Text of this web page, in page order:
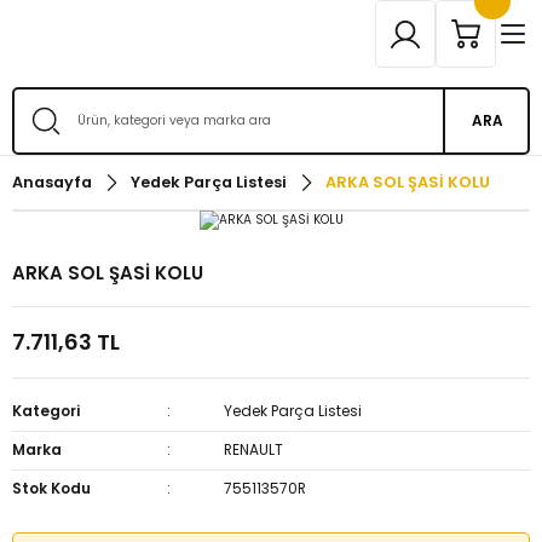
ARA
Anasayfa Yedek Parça Listesi ARKA SOL ŞASİ KOLU
ARKA SOL ŞASİ KOLU
7.711,63 TL
Kategori
Yedek Parça Listesi
Marka
RENAULT
Stok Kodu
755113570R